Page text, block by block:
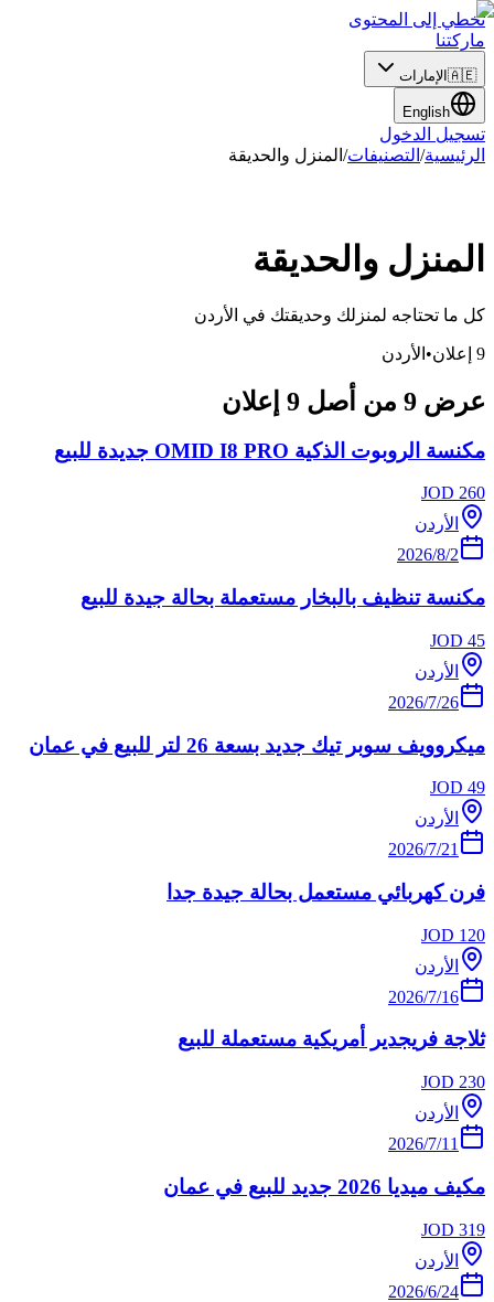
تخطي إلى المحتوى
ماركتنا
🇦🇪 الإمارات
English
تسجيل الدخول
الرئيسية/ التصنيفات/ المنزل والحديقة
المنزل والحديقة
كل ما تحتاجه لمنزلك وحديقتك في الأردن
9 إعلان• الأردن
عرض 9 من أصل 9 إعلان
مكنسة الروبوت الذكية OMID I8 PRO جديدة للبيع
260
JOD
الأردن
2‏/8‏/2026
مكنسة تنظيف بالبخار مستعملة بحالة جيدة للبيع
45
JOD
الأردن
26‏/7‏/2026
ميكروويف سوبر تيك جديد بسعة 26 لتر للبيع في عمان
49
JOD
الأردن
21‏/7‏/2026
فرن كهربائي مستعمل بحالة جيدة جدا
120
JOD
الأردن
16‏/7‏/2026
ثلاجة فريجدير أمريكية مستعملة للبيع
230
JOD
الأردن
11‏/7‏/2026
مكيف ميديا 2026 جديد للبيع في عمان
319
JOD
الأردن
24‏/6‏/2026